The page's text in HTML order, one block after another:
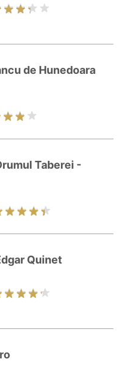
de Hunedoara
Taberei -
Quinet